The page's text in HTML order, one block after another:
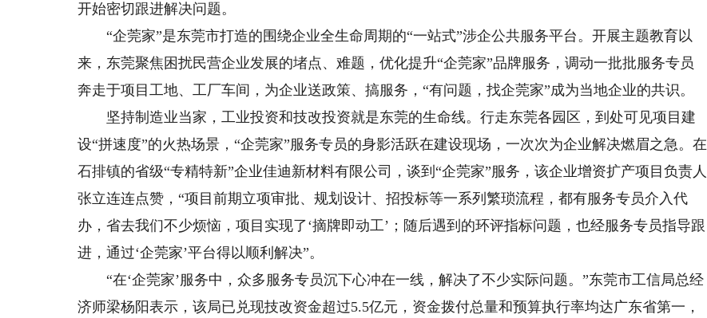
开始密切跟进解决问题。
“企莞家”是东莞市打造的围绕企业全生命周期的“一站式”涉企公共服务平台。开展主题教育以
来，东莞聚焦困扰民营企业发展的堵点、难题，优化提升“企莞家”品牌服务，调动一批批服务专员
奔走于项目工地、工厂车间，为企业送政策、搞服务，“有问题，找企莞家”成为当地企业的共识。
坚持制造业当家，工业投资和技改投资就是东莞的生命线。行走东莞各园区，到处可见项目建
设“拼速度”的火热场景，“企莞家”服务专员的身影活跃在建设现场，一次次为企业解决燃眉之急。在
石排镇的省级“专精特新”企业佳迪新材料有限公司，谈到“企莞家”服务，该企业增资扩产项目负责人
张立连连点赞，“项目前期立项审批、规划设计、招投标等一系列繁琐流程，都有服务专员介入代
办，省去我们不少烦恼，项目实现了‘摘牌即动工’；随后遇到的环评指标问题，也经服务专员指导跟
进，通过‘企莞家’平台得以顺利解决”。
“在‘企莞家’服务中，众多服务专员沉下心冲在一线，解决了不少实际问题。”东莞市工信局总经
济师梁杨阳表示，该局已兑现技改资金超过5.5亿元，资金拨付总量和预算执行率均达广东省第一，